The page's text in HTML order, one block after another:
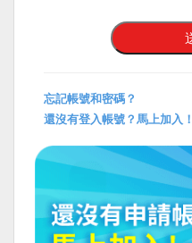
忘記帳號和密碼？
還沒有登入帳號？馬上加入！